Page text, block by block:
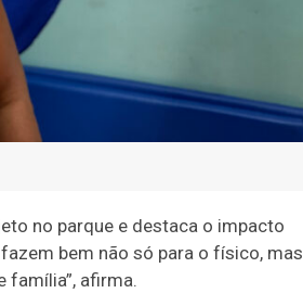
no parque e destaca o impacto
bem não só para o físico, mas
família”, afirma.